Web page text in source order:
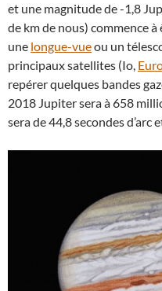
et une magnitude de -1,8
de km de nous) commence
une longue-vueou un
principaux satellites (Io,
repérer quelques bandes
2018 Jupiter sera à 658
sera de 44,8 secondes d’arc